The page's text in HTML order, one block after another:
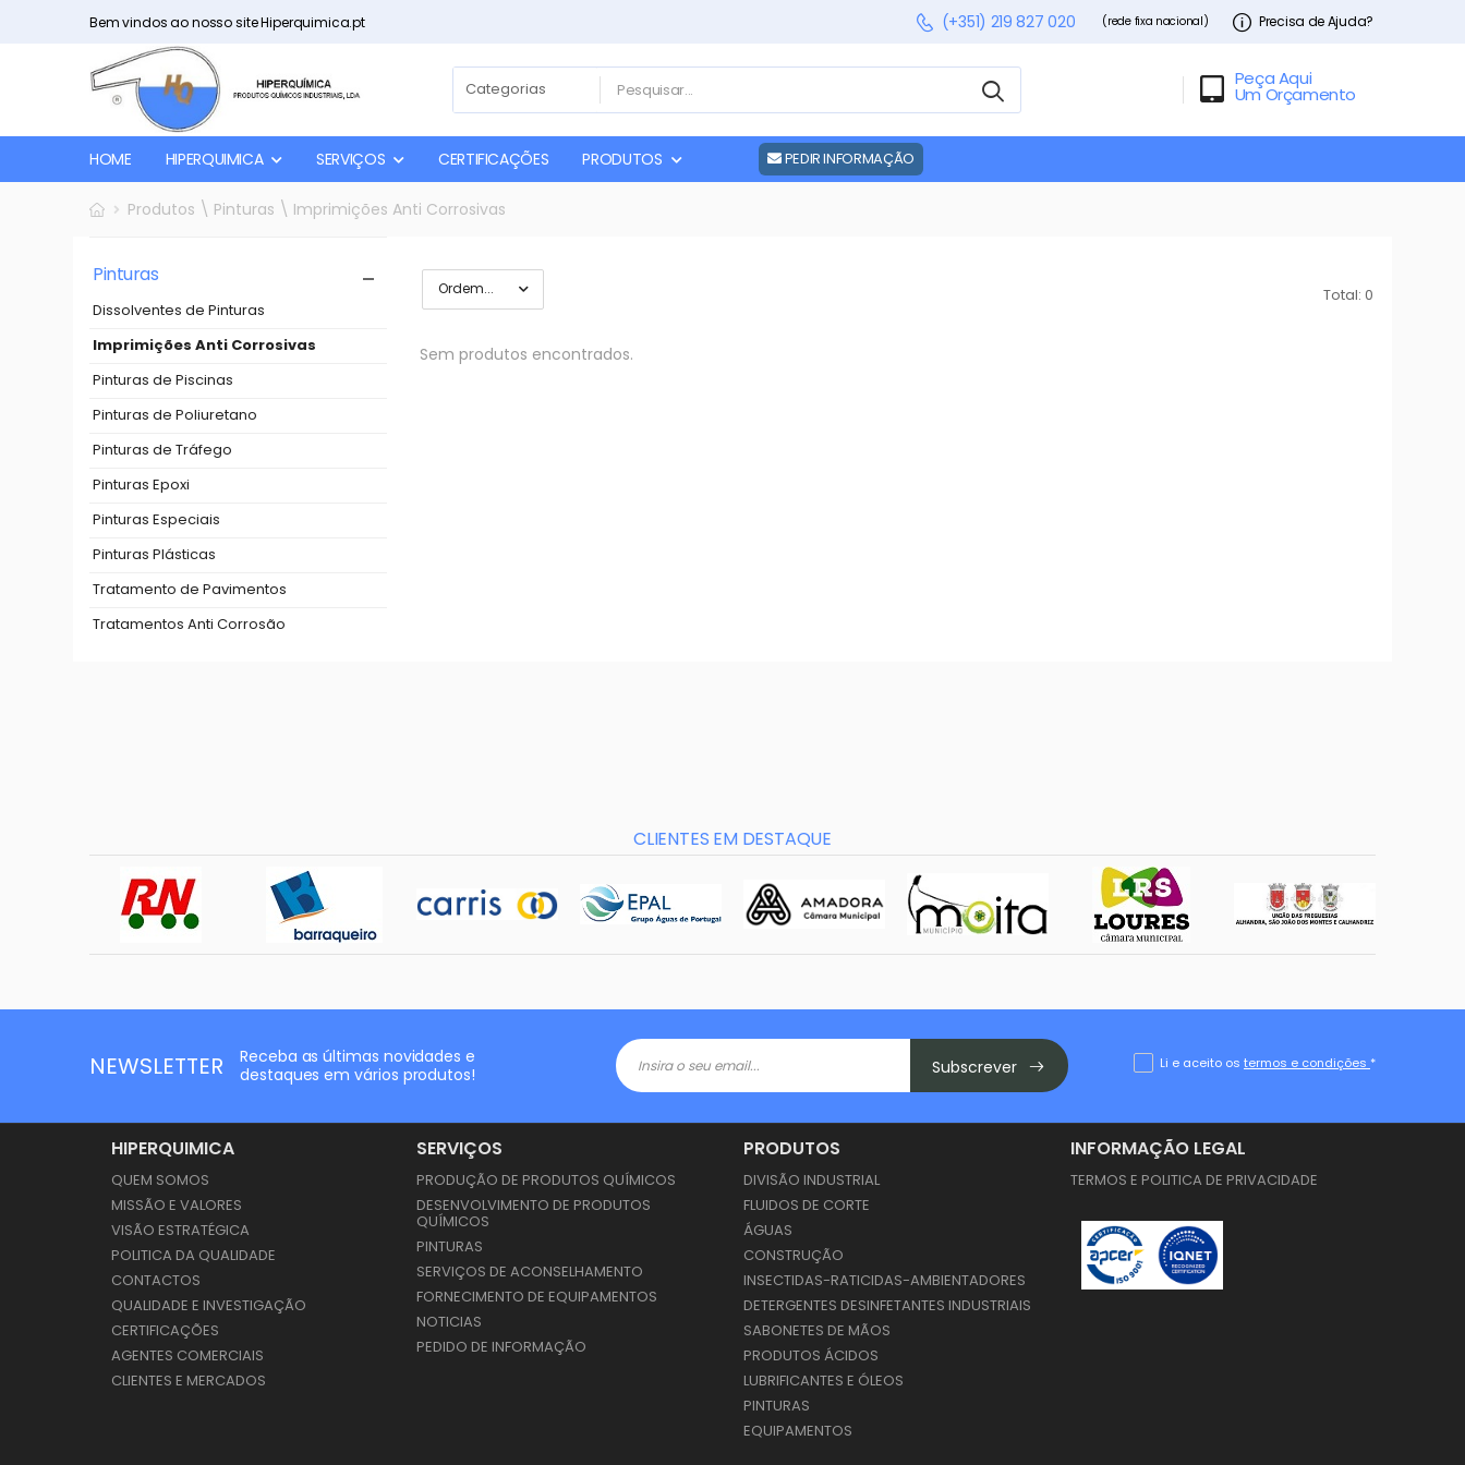
Bem vindos ao nosso site Hiperquimica.pt (+351) 219 827 020 (rede fixa nacional) Precisa de Ajuda?
Peça Aqui
Um Orçamento
HOME HIPERQUIMICA SERVIÇOS CERTIFICAÇÕES PRODUTOS PEDIR INFORMAÇÃO
Produtos \ Pinturas \ Imprimições Anti Corrosivas
Pinturas
Dissolventes de Pinturas
Imprimições Anti Corrosivas
Pinturas de Piscinas
Pinturas de Poliuretano
Pinturas de Tráfego
Pinturas Epoxi
Pinturas Especiais
Pinturas Plásticas
Tratamento de Pavimentos
Tratamentos Anti Corrosão
Total: 0
Sem produtos encontrados.
CLIENTES EM DESTAQUE
NEWSLETTER
Receba as últimas novidades e
destaques em vários produtos!
Subscrever Li e aceito os termos e condições *
HIPERQUIMICA
QUEM SOMOS
MISSÃO E VALORES
VISÃO ESTRATÉGICA
POLITICA DA QUALIDADE
CONTACTOS
QUALIDADE E INVESTIGAÇÃO
CERTIFICAÇÕES
AGENTES COMERCIAIS
CLIENTES E MERCADOS
SERVIÇOS
PRODUÇÃO DE PRODUTOS QUÍMICOS
DESENVOLVIMENTO DE PRODUTOS
QUÍMICOS
PINTURAS
SERVIÇOS DE ACONSELHAMENTO
FORNECIMENTO DE EQUIPAMENTOS
NOTICIAS
PEDIDO DE INFORMAÇÃO
PRODUTOS
DIVISÃO INDUSTRIAL
FLUIDOS DE CORTE
ÁGUAS
CONSTRUÇÃO
INSECTIDAS-RATICIDAS-AMBIENTADORES
DETERGENTES DESINFETANTES INDUSTRIAIS
SABONETES DE MÃOS
PRODUTOS ÁCIDOS
LUBRIFICANTES E ÓLEOS
PINTURAS
EQUIPAMENTOS
INFORMAÇÃO LEGAL
TERMOS E POLITICA DE PRIVACIDADE